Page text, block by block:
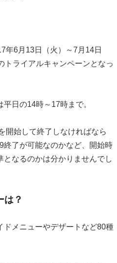
年6月13日（火）～7月14日
トライアルキャンペーンとなっ
日の14時～17時まで。
開始して終了しなければなら
終了が可能なのかなど、開始時
なるのかは分かりませんでし
は？
ドメニューやデザートなど80種